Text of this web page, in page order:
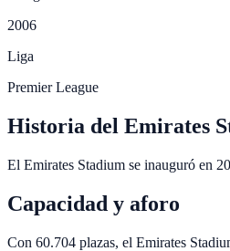
2006
Liga
Premier League
Historia del Emirates
El Emirates Stadium se inauguró en
Capacidad y aforo
Con 60.704 plazas, el Emirates